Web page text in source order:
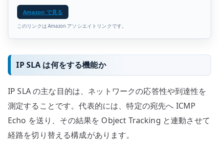
Amazon で見る
このリンクは Amazon アソシエイトリンクです。
IP SLA は何をする機能か
IP SLA の主な目的は、ネットワークの応答性や到達性を
測定することです。代表的には、特定の宛先へ ICMP
Echo を送り、その結果を Object Tracking と連動させて
経路を切り替える構成があります。